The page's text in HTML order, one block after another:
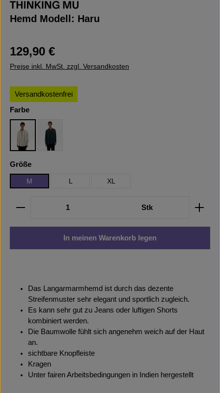
Hemd Modell: Haru
Regulärer Preis:
129,90 €
Preise inkl. MwSt. zzgl. Versandkosten
Versandkostenfrei
Farbeauswählen
Multicolor Dark Green
Größeauswählen
M L XL
Produkt Anzahl: Gib den gewünschten Wert ein
Stk
In meinen Warenkorb legen
Das Langarmarmhemd ist durch das dezente
Streifenmuster sehr elegant und sportlich zugleich.
Es kann sehr gut zu Jeans oder luftigen Shorts
kombiniert werden.
Die Baumwolle fühlt sich angenehm weich auf der Haut
an.
sichtbare Knopfleiste
Kragen
Unter fairen Arbeitsbedingungen in Indien hergestellt